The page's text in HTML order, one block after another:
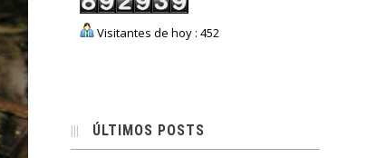
Visitantes de hoy : 452
ÚLTIMOS POSTS